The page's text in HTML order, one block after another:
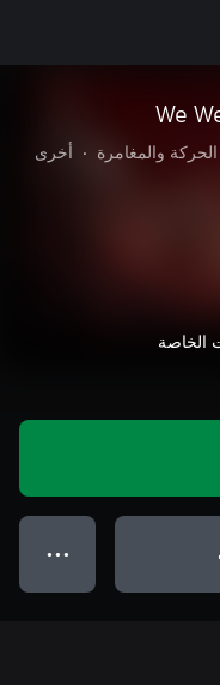
We
الحركة والمغامرة •
أخرى
● ● ●